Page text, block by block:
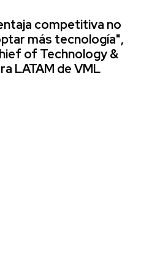
competitiva no
más tecnología",
of Technology &
LATAM de VML